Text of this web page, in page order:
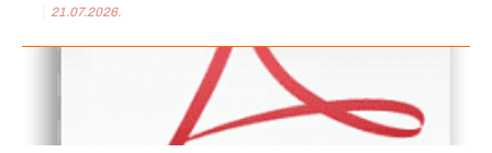
21.07.2026.